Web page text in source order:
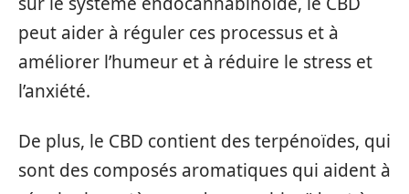
peut aider à réguler ces processus et à
améliorer l’humeur et à réduire le stress et
l’anxiété.
De plus, le CBD contient des terpénoïdes, qui
sont des composés aromatiques qui aident à